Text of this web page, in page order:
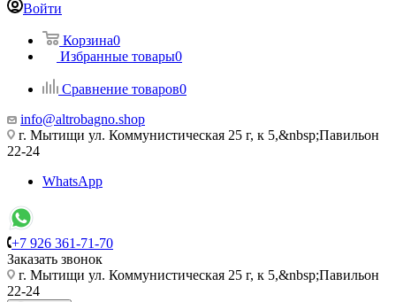
Войти
Корзина0
Избранные товары0
Сравнение товаров0
info@altrobagno.shop
г. Мытищи ул. Коммунистическая 25 г, к 5,&nbsp;Павильон
22-24
WhatsApp
+7 926 361-71-70
Заказать звонок
г. Мытищи ул. Коммунистическая 25 г, к 5,&nbsp;Павильон
22-24